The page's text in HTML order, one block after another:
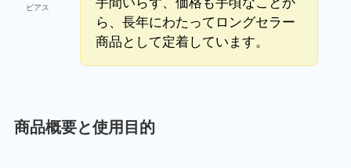
ビアス
ら、長年にわたってロングセラー
商品として定着しています。
商品概要と使用目的